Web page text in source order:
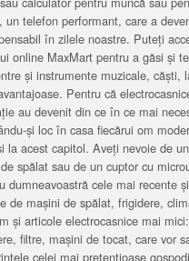
un telefon performant, care a
în zilele noastre. Puteți
online MaxMart pentru a găsi și
și instrumente muzicale, căști,
Pentru că
au devenit din ce în ce mai
și loc în casa fiecărui om
la acest capitol. Aveți nevoie de
spălat sau de un cuptor cu
dumneavoastră cele mai recente
de mașini de spălat, frigidere,
și articole electrocasnice mai
filtre, mașini de tocat, care vor
celei mai pretențioase